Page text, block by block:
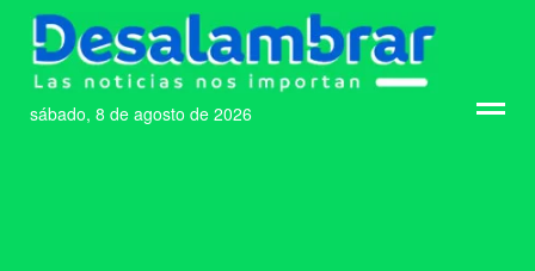
sábado, 8 de agosto de 2026